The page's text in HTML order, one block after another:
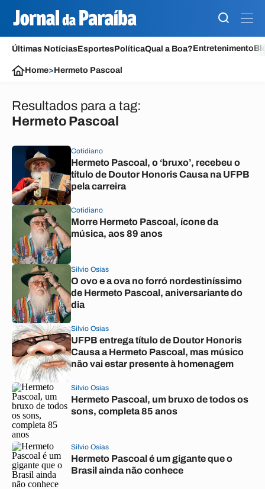
Últimas NotíciasEsportesPolíticaQual a Boa?Entretenimento
Home>Hermeto Pascoal
Resultados para a tag:
Hermeto Pascoal
Cotidiano
Hermeto Pascoal, o ‘bruxo’, recebeu o
título de Doutor Honoris Causa na UFPB
pela carreira
Cotidiano
Morre Hermeto Pascoal, ícone da
música, aos 89 anos
Silvio Osias
O ovo e a ova no forró nordestiníssimo
de Hermeto Pascoal, aniversariante do
dia
Silvio Osias
UFPB entrega título de Doutor Honoris
Causa a Hermeto Pascoal, mas músico
não vai estar presente à homenagem
Silvio Osias
Hermeto Pascoal, um bruxo de todos os
sons, completa 85 anos
Silvio Osias
Hermeto Pascoal é um gigante que o
Brasil ainda não conhece